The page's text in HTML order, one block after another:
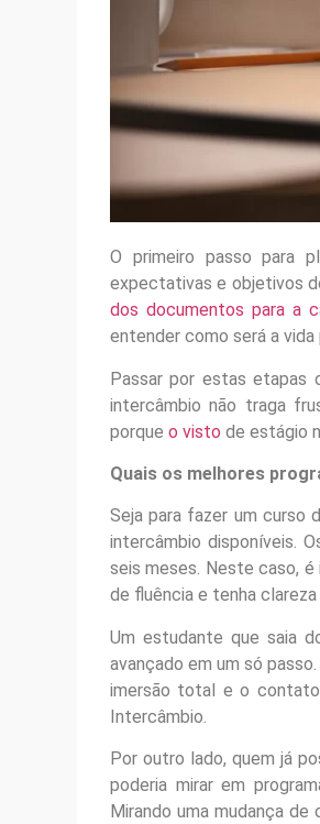
O primeiro passo para
expectativas e objetivos
dos documentos para a
entender como será a vida
Passar por estas etapas
intercâmbio não traga
porque o visto de estágio
Quais os melhores
Seja para fazer um curso
intercâmbio disponíveis.
seis meses. Neste caso,
de fluência e tenha
Um estudante que saia
avançado em um só
imersão total e o contato
Intercâmbio.
Por outro lado, quem já
poderia mirar em
Mirando uma mudança